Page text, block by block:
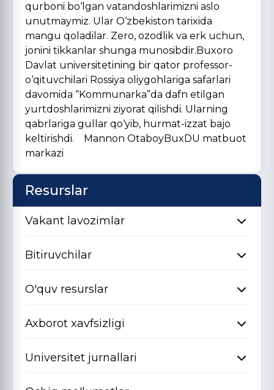
qurboni bo‘lgan vatandoshlarimizni aslo
unutmaymiz. Ular O‘zbekiston tarixida
mangu qoladilar. Zero, ozodlik va erk uchun,
jonini tikkanlar shunga munosibdir.Buxoro
Davlat universitetining bir qator professor-
o‘qituvchilari Rossiya oliygohlariga safarlari
davomida “Kommunarka”da dafn etilgan
yurtdoshlarimizni ziyorat qilishdi. Ularning
qabrlariga gullar qo‘yib, hurmat-izzat bajo
keltirishdi. Mannon OtaboyBuxDU matbuot
markazi
Resurslar
Vakant lavozimlar
Bitiruvchilar
O'quv resurslar
Axborot xavfsizligi
Universitet jurnallari